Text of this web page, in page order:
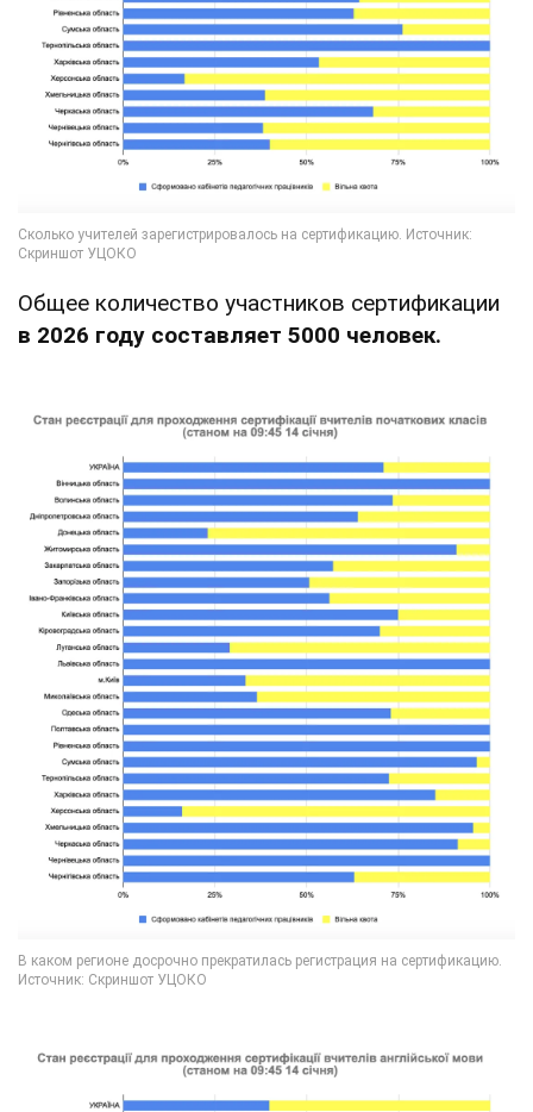
Общее количество участников сертификации
в 2026 году составляет 5000 человек.